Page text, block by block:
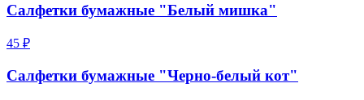
Салфетки бумажные "Белый мишка"
45 ₽
Салфетки бумажные "Черно-белый кот"